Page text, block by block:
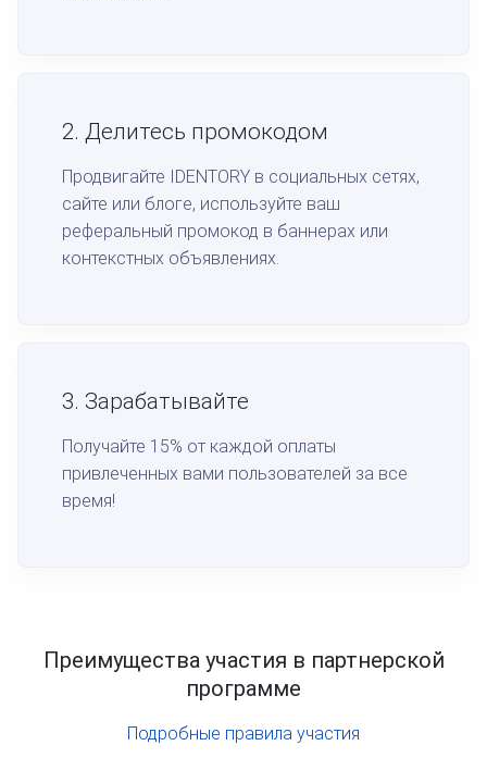
2. Делитесь промокодом
Продвигайте IDENTORY в социальных сетях,
сайте или блоге, используйте ваш
реферальный промокод в баннерах или
контекстных объявлениях.
3. Зарабатывайте
Получайте 15% от каждой оплаты
привлеченных вами пользователей за все
время!
Преимущества участия в партнерской
программе
Подробные правила участия